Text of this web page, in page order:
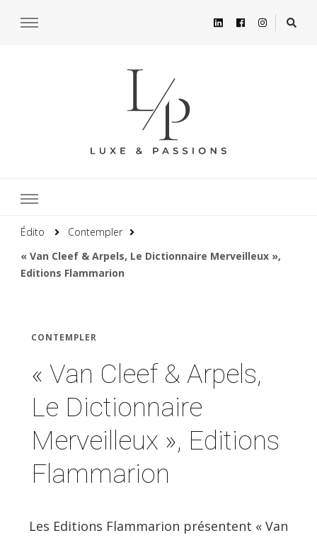
Édito
Contempler
« Van Cleef & Arpels, Le Dictionnaire Merveilleux »,
Editions Flammarion
CONTEMPLER
« Van Cleef & Arpels,
Le Dictionnaire
Merveilleux », Editions
Flammarion
Les Editions Flammarion présentent « Van